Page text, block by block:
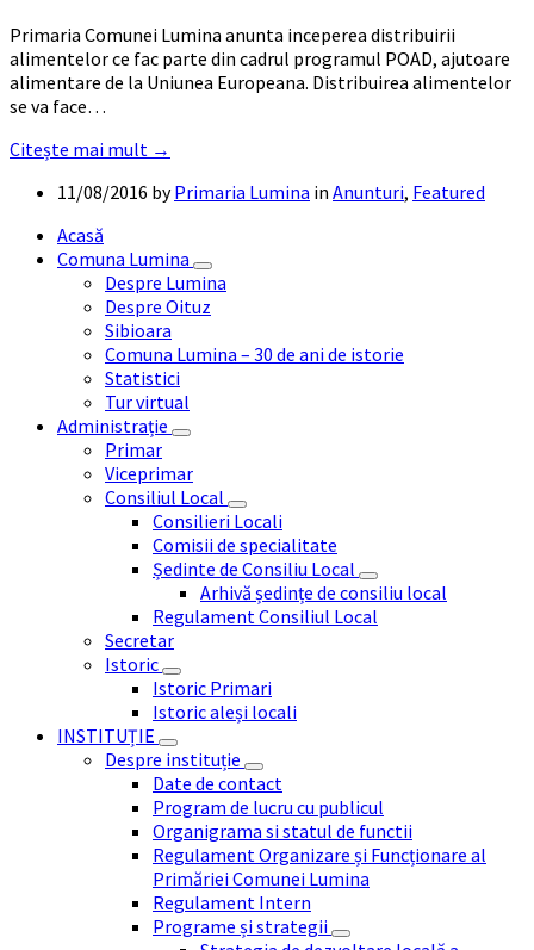
Primaria Comunei Lumina anunta inceperea distribuirii
alimentelor ce fac parte din cadrul programul POAD, ajutoare
alimentare de la Uniunea Europeana. Distribuirea alimentelor
se va face…
Citește mai mult →
11/08/2016 byPrimaria Lumina in Anunturi, Featured
Acasă
Comuna Lumina
Despre Lumina
Despre Oituz
Sibioara
Comuna Lumina – 30 de ani de istorie
Statistici
Tur virtual
Administrație
Primar
Viceprimar
Consiliul Local
Consilieri Locali
Comisii de specialitate
Ședinte de Consiliu Local
Arhivă ședințe de consiliu local
Regulament Consiliul Local
Secretar
Istoric
Istoric Primari
Istoric aleși locali
INSTITUȚIE
Despre instituție
Date de contact
Program de lucru cu publicul
Organigrama si statul de functii
Regulament Organizare și Funcționare al
Primăriei Comunei Lumina
Regulament Intern
Programe și strategii